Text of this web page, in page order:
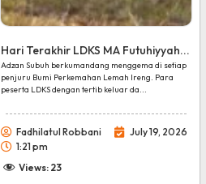
Hari Terakhir LDKS MA Futuhiyyah...
Adzan Subuh berkumandang menggema di setiap
penjuru Bumi Perkemahan Lemah Ireng. Para
peserta LDKS dengan tertib keluar da...
Fadhilatul Robbani
July 19, 2026
1:21 pm
Views: 23